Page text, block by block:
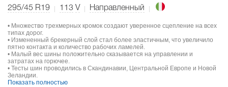
295/45 R19 113 V Направленный
• Множество трехмерных кромок создают уверенное сцепление на всех
типах дорог.
• Измененный брекерный слой стал более эластичным, что увеличило
пятно контакта и количество рабочих ламелей.
• Малый вес шины положительно сказывается на управлении и
затратах на горючее.
• Тесты шин проводились в Скандинавии, Центральной Европе и Новой
Зеландии.
Показать полностью